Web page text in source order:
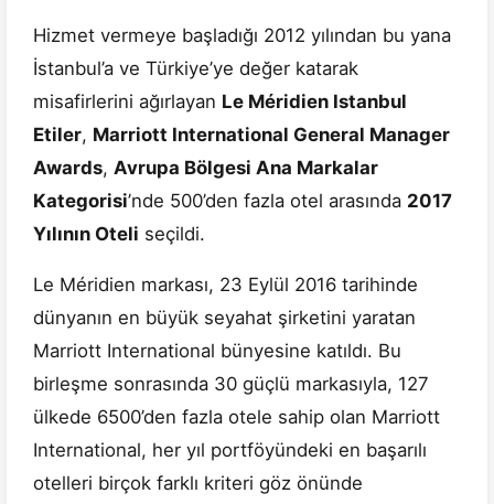
Hizmet vermeye başladığı 2012 yılından bu yana
İstanbul’a ve Türkiye’ye değer katarak
misafirlerini ağırlayan Le Méridien Istanbul
Etiler, Marriott International General Manager
Awards, Avrupa Bölgesi Ana Markalar
Kategorisi’nde 500’den fazla otel arasında 2017
Yılının Oteli seçildi.
Le Méridien markası, 23 Eylül 2016 tarihinde
dünyanın en büyük seyahat şirketini yaratan
Marriott International bünyesine katıldı. Bu
birleşme sonrasında 30 güçlü markasıyla, 127
ülkede 6500’den fazla otele sahip olan Marriott
International, her yıl portföyündeki en başarılı
otelleri birçok farklı kriteri göz önünde